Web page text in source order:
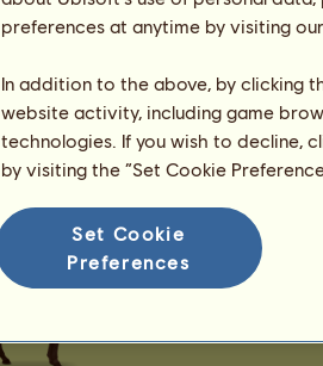
Vandelia No
preferences at anytime by visiting our
In addition to the above, by clicking
website activity, including game
technologies. If you wish to decline,
by visiting the “Set Cookie
Set Cookie
Preferences